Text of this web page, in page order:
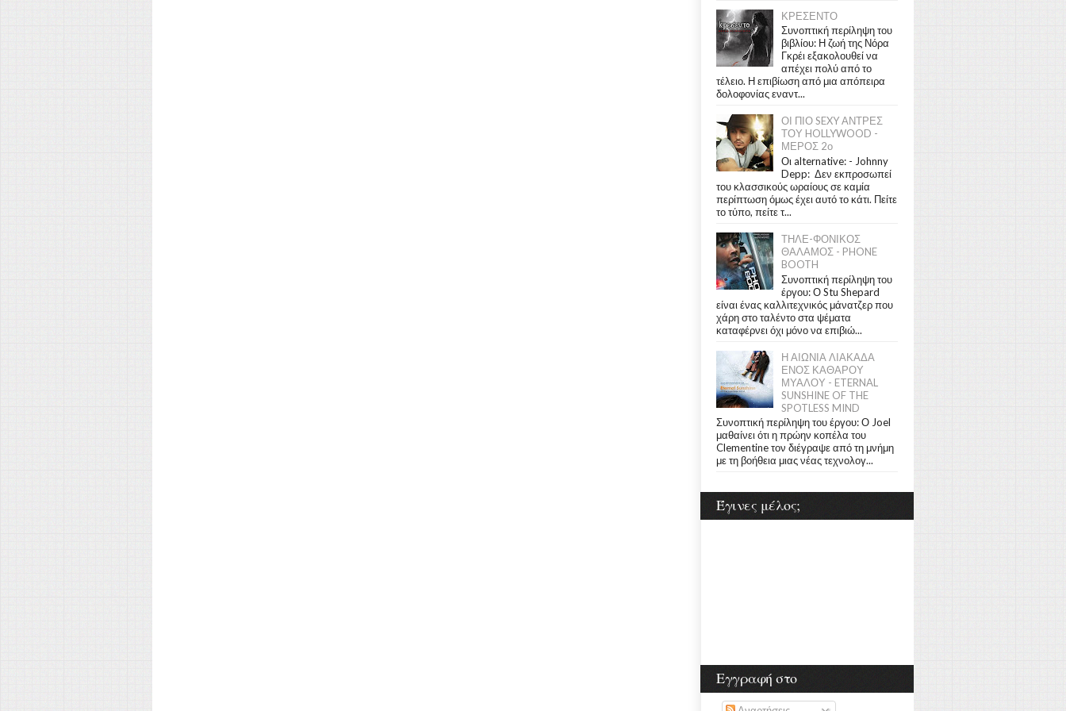
ΚΡΕΣΕΝΤΟ
Συνοπτική περίληψη του
βιβλίου: Η ζωή της Νόρα
Γκρέι εξακολουθεί να
απέχει πολύ από το
τέλειο. Η επιβίωση από μια απόπειρα
δολοφονίας εναντ...
ΟΙ ΠΙΟ SEXY ΑΝΤΡΕΣ
ΤΟΥ HOLLYWOOD -
ΜΕΡΟΣ 2ο
Οι alternative: - Johnny
Depp: Δεν εκπροσωπεί
του κλασσικούς ωραίους σε καμία
περίπτωση όμως έχει αυτό το κάτι. Πείτε
το τύπο, πείτε τ...
ΤΗΛΕ-ΦΟΝΙΚΟΣ
ΘΑΛΑΜΟΣ - PHONE
BOOTH
Συνοπτική περίληψη του
έργου: Ο Stu Shepard
είναι ένας καλλιτεχνικός μάνατζερ που
χάρη στο ταλέντο στα ψέματα
καταφέρνει όχι μόνο να επιβιώ...
Η ΑΙΩΝΙΑ ΛΙΑΚΑΔΑ
ΕΝΟΣ ΚΑΘΑΡΟΥ
ΜΥΑΛΟΥ - ETERNAL
SUNSHINE OF THE
SPOTLESS MIND
Συνοπτική περίληψη του έργου: Ο Joel
μαθαίνει ότι η πρώην κοπέλα του
Clementine τον διέγραψε από τη μνήμη
με τη βοήθεια μιας νέας τεχνολογ...
Έγινες μέλος;
Εγγραφή στο